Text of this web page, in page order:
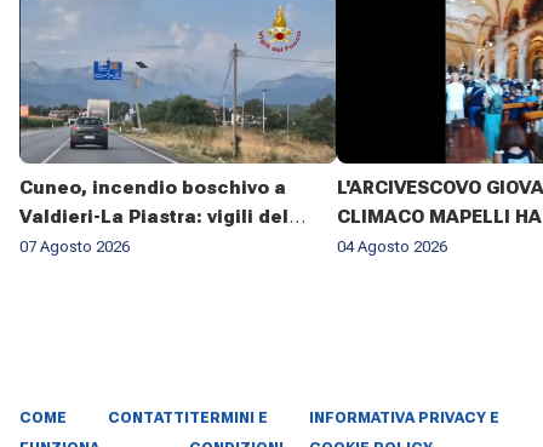
Cuneo, incendio boschivo a
Valdieri-La Piastra: vigili del
fuoco al lavoro da sette giorni
07 Agosto 2026
L'ARCIVESCOVO
CLIMACO MAPELLI HA
PRESENZIATO AL
04 Agosto 2026
COME
CONTATTI TERMINI E
INFORMATIVA PRIVACY E